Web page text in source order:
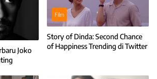
Joko
Film
Story of Dinda: Second Chance
of Happiness Trending di Twitter